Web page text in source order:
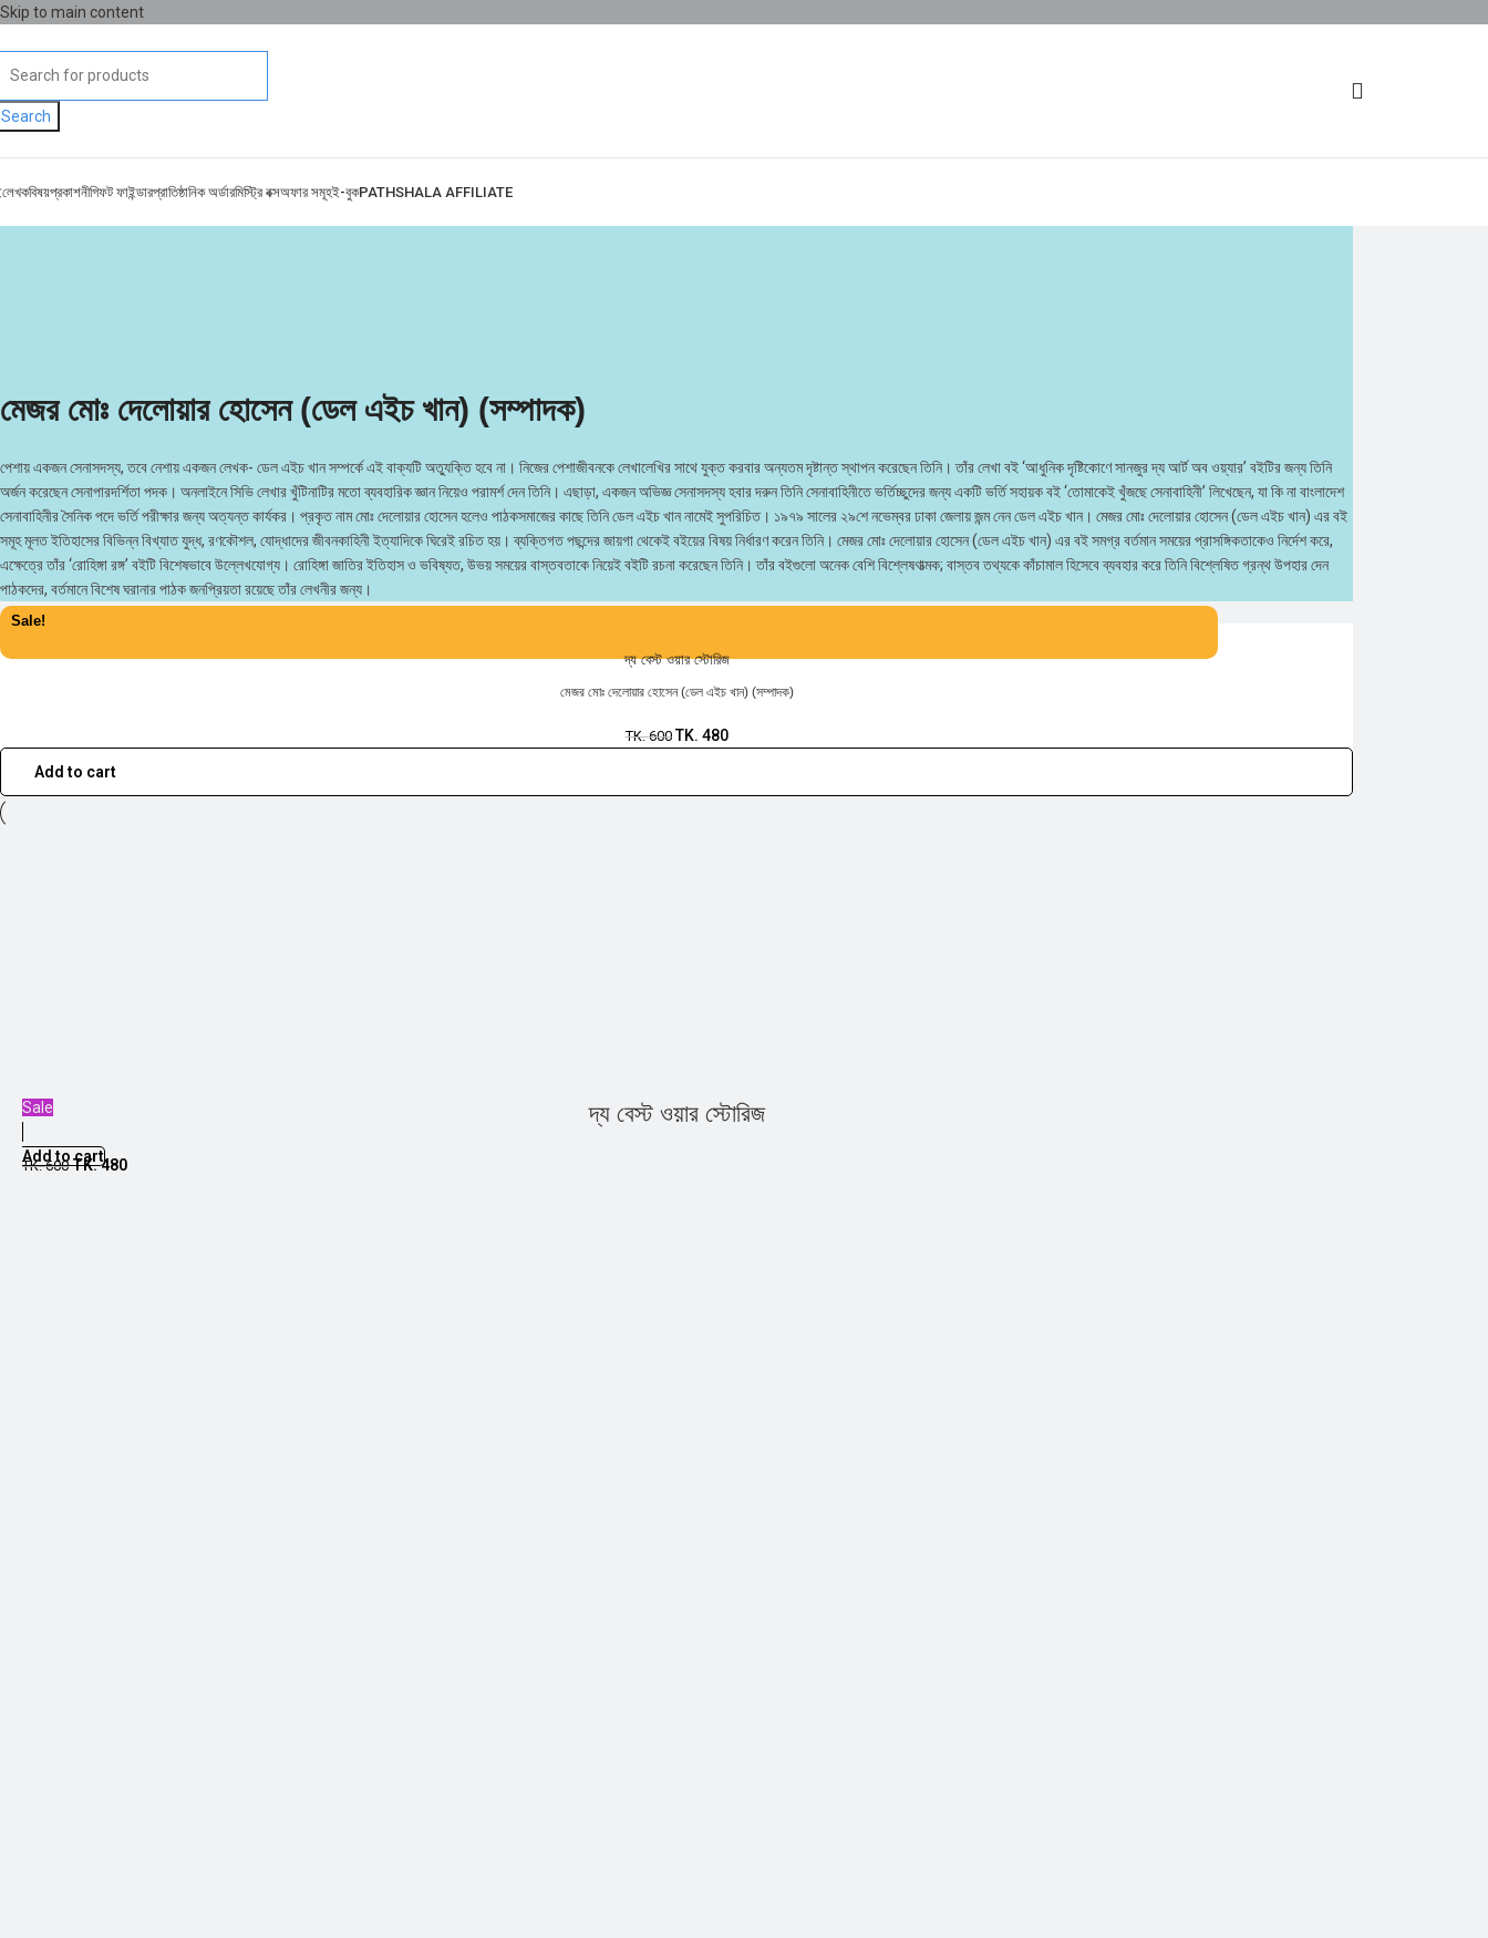
Skip to main content
Search
লেখকবিষয়প্রকাশনীগিফট ফাইন্ডারপ্রাতিষ্ঠানিক অর্ডারমিস্ট্রি বক্সঅফার সমূহই-বুকPATHSHALA AFFILIATE
মেজর মোঃ দেলোয়ার হোসেন (ডেল এইচ খান) (সম্পাদক)
পেশায় একজন সেনাসদস্য, তবে নেশায় একজন লেখক- ডেল এইচ খান সম্পর্কে এই বাক্যটি অত্যুক্তি হবে না। নিজের পেশাজীবনকে লেখালেখির সাথে যুক্ত করবার অন্যতম দৃষ্টান্ত স্থাপন করেছেন তিনি। তাঁর লেখা বই ‘আধুনিক দৃষ্টিকোণে সানজুর দ্য আর্ট অব ওয়্যার’ বইটির জন্য তিনি
অর্জন করেছেন সেনাপারদর্শিতা পদক। অনলাইনে সিভি লেখার খুঁটিনাটির মতো ব্যবহারিক জ্ঞান নিয়েও পরামর্শ দেন তিনি। এছাড়া, একজন অভিজ্ঞ সেনাসদস্য হবার দরুন তিনি সেনাবাহিনীতে ভর্তিচ্ছুদের জন্য একটি ভর্তি সহায়ক বই ‘তোমাকেই খুঁজছে সেনাবাহিনী’ লিখেছেন, যা কি না বাংলাদেশ
সেনাবাহিনীর সৈনিক পদে ভর্তি পরীক্ষার জন্য অত্যন্ত কার্যকর। প্রকৃত নাম মোঃ দেলোয়ার হোসেন হলেও পাঠকসমাজের কাছে তিনি ডেল এইচ খান নামেই সুপরিচিত। ১৯৭৯ সালের ২৯শে নভেম্বর ঢাকা জেলায় জন্ম নেন ডেল এইচ খান। মেজর মোঃ দেলোয়ার হোসেন (ডেল এইচ খান) এর বই
সমূহ মূলত ইতিহাসের বিভিন্ন বিখ্যাত যুদ্ধ, রণকৌশল, যোদ্ধাদের জীবনকাহিনী ইত্যাদিকে ঘিরেই রচিত হয়। ব্যক্তিগত পছন্দের জায়গা থেকেই বইয়ের বিষয় নির্ধারণ করেন তিনি। মেজর মোঃ দেলোয়ার হোসেন (ডেল এইচ খান) এর বই সমগ্র বর্তমান সময়ের প্রাসঙ্গিকতাকেও নির্দেশ করে,
এক্ষেত্রে তাঁর ‘রোহিঙ্গা রঙ্গ’ বইটি বিশেষভাবে উল্লেখযোগ্য। রোহিঙ্গা জাতির ইতিহাস ও ভবিষ্যত, উভয় সময়ের বাস্তবতাকে নিয়েই বইটি রচনা করেছেন তিনি। তাঁর বইগুলো অনেক বেশি বিশ্লেষণাত্মক; বাস্তব তথ্যকে কাঁচামাল হিসেবে ব্যবহার করে তিনি বিশ্লেষিত গ্রন্থ উপহার দেন
পাঠকদের, বর্তমানে বিশেষ ঘরানার পাঠক জনপ্রিয়তা রয়েছে তাঁর লেখনীর জন্য।
Sale!
দ্য বেস্ট ওয়ার স্টোরিজ
মেজর মোঃ দেলোয়ার হোসেন (ডেল এইচ খান) (সম্পাদক)
TK.600 TK. 480
Add to cart
Sale
Add to cart
দ্য বেস্ট ওয়ার স্টোরিজ
TK.600 TK.480